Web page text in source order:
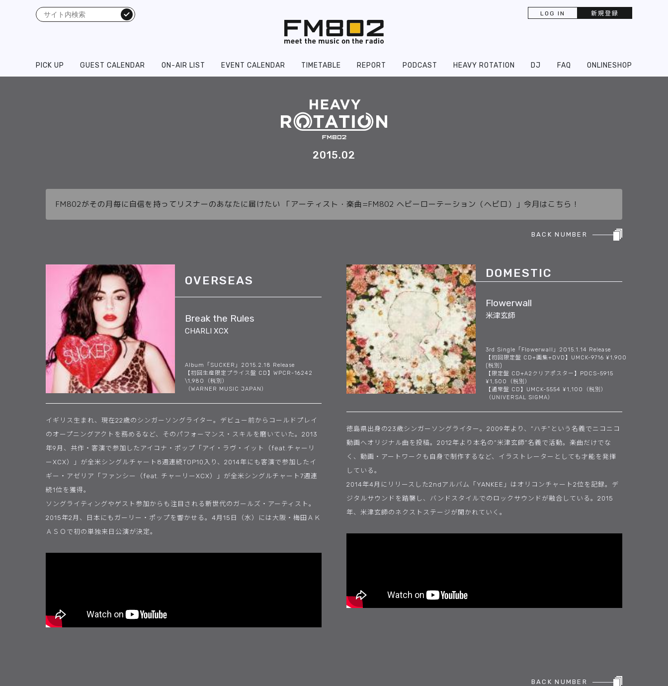
LOG IN 新規登録
検索
PICK UP GUEST CALENDAR ON-AIR LIST EVENT CALENDAR TIMETABLE REPORT PODCAST HEAVY ROTATION DJ FAQ ONLINESHOP
2015.02
FM802がその月毎に自信を持ってリスナーのあなたに届けたい 「アーティスト・楽曲=FM802 ヘビーローテーション（ヘビロ）」今月はこちら！
BACK NUMBER
OVERSEAS
Break the Rules
CHARLI XCX
Album「SUCKER」2015.2.18 Release
【初回生産限定プライス盤 CD】WPCR-16242
\1,980（税別）
（WARNER MUSIC JAPAN）
イギリス生まれ、現在22歳のシンガーソングライター。デビュー前からコールドプレイ
のオープニングアクトを務めるなど、そのパフォーマンス・スキルを磨いていた。2013
年9月、共作・客演で参加したアイコナ・ポップ「アイ・ラヴ・イット（feat.チャーリ
ーXCX）」が全米シングルチャート8週連続TOP10入り、2014年にも客演で参加したイ
ギー・アゼリア「ファンシー（feat. チャーリーXCX）」が全米シングルチャート7週連
続1位を獲得。
ソングライティングやゲスト参加からも注目される新世代のガールズ・アーティスト。
2015年2月、日本にもガーリー・ポップを響かせる。4月15日（水）には大阪・梅田ＡＫ
ＡＳＯで初の単独来日公演が決定。
DOMESTIC
Flowerwall
米津玄師
3rd Single「Flowerwall」2015.1.14 Release
【初回限定盤 CD+画集+DVD】UMCK-9716 ¥1,900
(税別)
【限定盤 CD+A2クリアポスター】PDCS-5915
¥1,500（税別）
【通常盤 CD】UMCK-5554 ¥1,100（税別）
（UNIVERSAL SIGMA）
徳島県出身の23歳シンガーソングライター。2009年より、“ハチ”という名義でニコニコ
動画へオリジナル曲を投稿。2012年より本名の“米津玄師”名義で活動。楽曲だけでな
く、動画・アートワークも自身で制作するなど、イラストレーターとしても才能を発揮
している。
2014年4月にリリースした2ndアルバム「YANKEE」はオリコンチャート2位を記録。デ
ジタルサウンドを踏襲し、バンドスタイルでのロックサウンドが融合している。2015
年、米津玄師のネクストステージが開かれていく。
BACK NUMBER